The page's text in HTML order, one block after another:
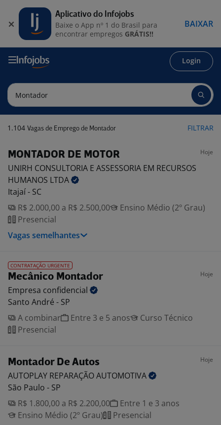
Login
1.104 Vagas de Emprego de Montador FILTRAR
MONTADOR DE MOTOR Hoje
UNIRH CONSULTORIA E ASSESSORIA EM RECURSOS
HUMANOS LTDA
Itajaí - SC
R$ 2.000,00 a R$ 2.500,00
Ensino Médio (2º Grau)
Presencial
Vagas semelhantes
CONTRATAÇÃO URGENTE
Mecânico Montador Hoje
Empresa confidencial
Santo André - SP
A combinar
Entre 3 e 5 anos
Curso Técnico
Presencial
Montador De Autos Hoje
AUTOPLAY REPARAÇÃOAUTOMOTIVA
São Paulo - SP
R$ 1.800,00 a R$ 2.200,00
Entre 1 e 3 anos
Ensino Médio (2º Grau)
Presencial
Aplicativo do Infojobs
Baixe o App nº 1 do Brasil para
encontrar empregos GRÁTIS!!
BAIXAR